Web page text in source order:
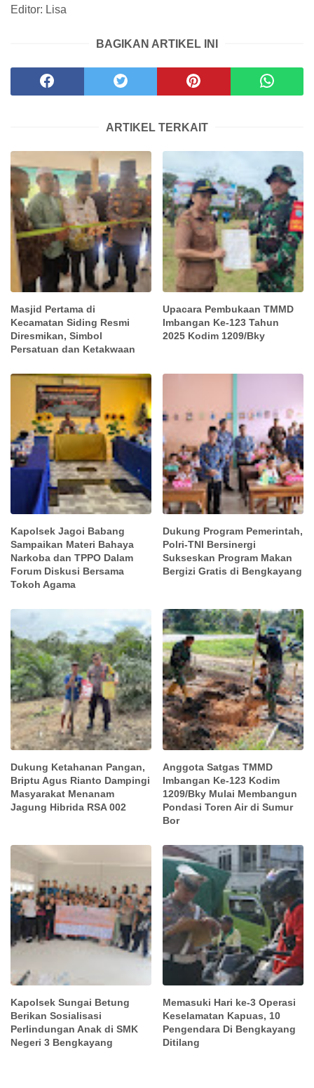
Editor: Lisa
BAGIKAN ARTIKEL INI
ARTIKEL TERKAIT
Masjid Pertama di
Kecamatan Siding Resmi
Diresmikan, Simbol
Persatuan dan Ketakwaan
Upacara Pembukaan TMMD
Imbangan Ke-123 Tahun
2025 Kodim 1209/Bky
Kapolsek Jagoi Babang
Sampaikan Materi Bahaya
Narkoba dan TPPO Dalam
Forum Diskusi Bersama
Tokoh Agama
Dukung Program Pemerintah,
Polri-TNI Bersinergi
Sukseskan Program Makan
Bergizi Gratis di Bengkayang
Dukung Ketahanan Pangan,
Briptu Agus Rianto Dampingi
Masyarakat Menanam
Jagung Hibrida RSA 002
Anggota Satgas TMMD
Imbangan Ke-123 Kodim
1209/Bky Mulai Membangun
Pondasi Toren Air di Sumur
Bor
Kapolsek Sungai Betung
Berikan Sosialisasi
Perlindungan Anak di SMK
Negeri 3 Bengkayang
Memasuki Hari ke-3 Operasi
Keselamatan Kapuas, 10
Pengendara Di Bengkayang
Ditilang